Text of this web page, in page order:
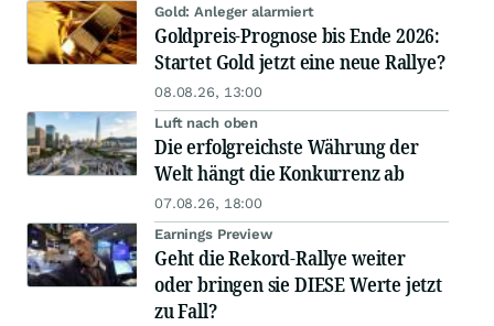
Gold: Anleger alarmiert
Goldpreis-Prognose bis Ende 2026:
Startet Gold jetzt eine neue Rallye?
08.08.26, 13:00
Luft nach oben
Die erfolgreichste Währung der
Welt hängt die Konkurrenz ab
07.08.26, 18:00
Earnings Preview
Geht die Rekord-Rallye weiter
oder bringen sie DIESE Werte jetzt
zu Fall?